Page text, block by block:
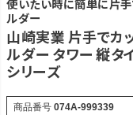
使いたい時に簡単に片手
ルダー
山崎実業 片手でカ
ルダー タワー 縦タ
シリーズ
商品番号 074A-999339